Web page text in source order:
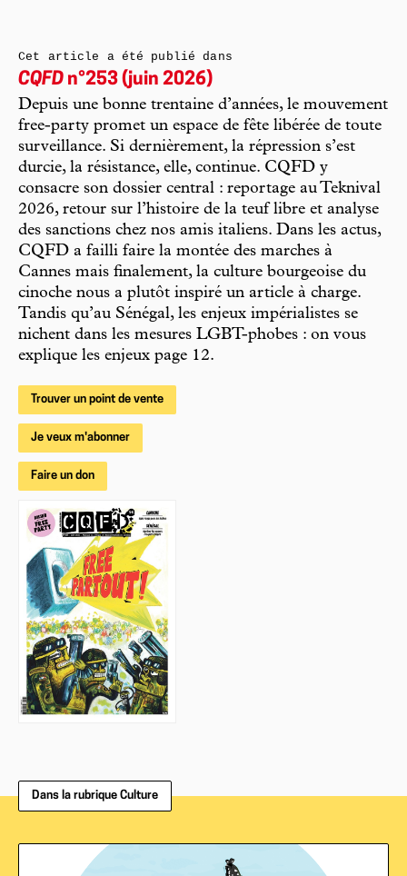
Cet article a été publié dans
CQFD n°253 (juin 2026)
Depuis une bonne trentaine d’années, le mouvement
free-party promet un espace de fête libérée de toute
surveillance. Si dernièrement, la répression s’est
durcie, la résistance, elle, continue. CQFD y
consacre son dossier central : reportage au Teknival
2026, retour sur l’histoire de la teuf libre et analyse
des sanctions chez nos amis italiens. Dans les actus,
CQFD a failli faire la montée des marches à
Cannes mais finalement, la culture bourgeoise du
cinoche nous a plutôt inspiré un article à charge.
Tandis qu’au Sénégal, les enjeux impérialistes se
nichent dans les mesures LGBT-phobes : on vous
explique les enjeux page 12.
Trouver un point de vente
Je veux m'abonner
Faire un don
Dans la rubrique Culture